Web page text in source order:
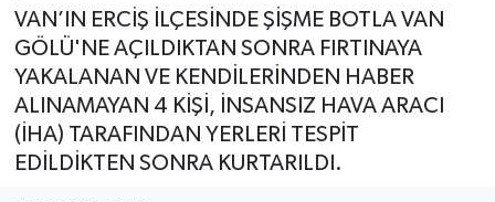
VAN’IN ERCİŞ İLÇESİNDE ŞİŞME BOTLA VAN
GÖLÜ'NE AÇILDIKTAN SONRA FIRTINAYA
YAKALANAN VE KENDİLERİNDEN HABER
ALINAMAYAN 4 KİŞİ, İNSANSIZ HAVA ARACI
(İHA) TARAFINDAN YERLERİ TESPİT
EDİLDİKTEN SONRA KURTARILDI.
SAĞLIK
EĞİTİM
KÜLTÜR SANAT
Son Dakika Haberleri
Haber Arşivi